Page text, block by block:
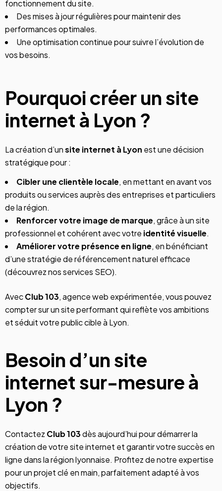
fonctionnement du site.
Des mises à jour régulières pour maintenir des
performances optimales.
Une optimisation continue pour suivre l’évolution de
vos besoins.
Pourquoi créer un site
internet à Lyon ?
La création d’unsite internet à Lyon est une décision
stratégique pour :
Cibler une clientèle locale, en mettant en avant vos
produits ou services auprès des entreprises et particuliers
de la région.
Renforcer votre image de marque, grâce à un site
professionnel et cohérent avec votre identité visuelle.
Améliorer votre présence en ligne, en bénéficiant
d’une stratégie de référencement naturel efficace
(découvrez nos services SEO).
AvecClub 103, agence web expérimentée, vous pouvez
compter sur un site performant qui reflète vos ambitions
et séduit votre public cible à Lyon.
Besoin d’un site
internet sur-mesure à
Lyon ?
Contactez Club 103dès aujourd’hui pour démarrer la
création de votre site internet et garantir votre succès en
ligne dans la région lyonnaise. Profitez de notre expertise
pour un projet clé en main, parfaitement adapté à vos
objectifs.